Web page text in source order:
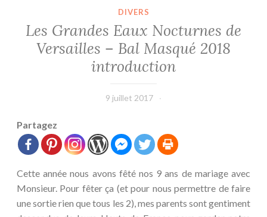
DIVERS
Les Grandes Eaux Nocturnes de
Versailles – Bal Masqué 2018
introduction
9 juillet 2017
Partagez
Cette année nous avons fêté nos 9 ans de mariage avec
Monsieur. Pour fêter ça (et pour nous permettre de faire
une sortie rien que tous les 2), mes parents sont gentiment